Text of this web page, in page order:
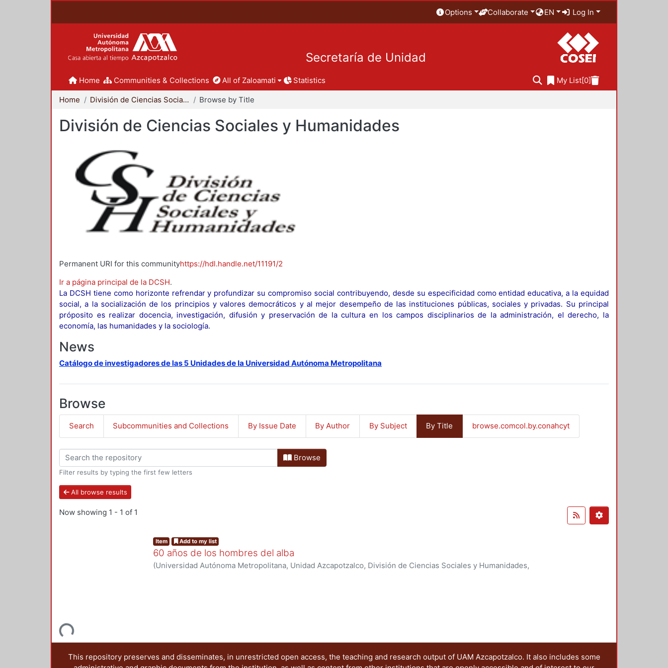
Options Collaborate EN Log In
Secretaría de Unidad
Home Communities & Collections All of Zaloamati Statistics My List[0]
Home División de Ciencias Sociales y Humanidades Browse by Title
División de Ciencias Sociales y Humanidades
Permanent URI for this communityhttps://hdl.handle.net/11191/2
Ir a página principal de la DCSH.
La DCSH tiene como horizonte refrendar y profundizar su compromiso social contribuyendo, desde su especificidad como entidad educativa, a la equidad
social, a la socialización de los principios y valores democráticos y al mejor desempeño de las instituciones públicas, sociales y privadas. Su principal
próposito es realizar docencia, investigación, difusión y preservación de la cultura en los campos disciplinarios de la administración, el derecho, la
economía, las humanidades y la sociología.
News
Catálogo de investigadores de las 5 Unidades de la Universidad Autónoma Metropolitana
Browse
Search Subcommunities and Collections By Issue Date By Author By Subject By Title browse.comcol.by.conahcyt
Browse
Filter results by typing the first few letters
All browse results
Now showing 1 - 1 of 1
Loading...
Item Add to my list
60 años de los hombres del alba
(Universidad Autónoma Metropolitana, Unidad Azcapotzalco, División de Ciencias Sociales y Humanidades,
This repository preserves and disseminates, in unrestricted open access, the teaching and research output of UAM Azcapotzalco. It also includes some